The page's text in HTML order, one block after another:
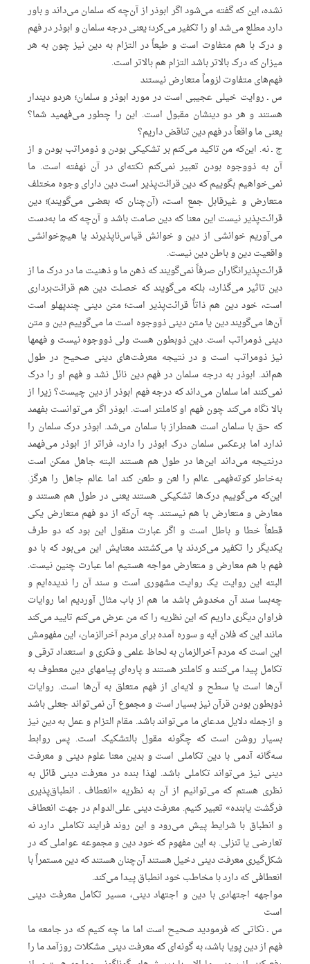
نشده، این‌ که گفته می‌شود اگر ابوذر از آن‌چه که سلمان می‌داند و باور
دارد مطلع می‌شد او را تکفیر می‌کرد؛ یعنی درجه سلمان و ابوذر در فهم
و درک با هم متفاوت است و طبعاً در التزام به دین نیز چون به هر
میزان که درک بالاتر باشد التزام هم بالاتر است.
فهم‌های متفاوت لزوماً متعارض نیستند
س ـ روایت خیلی عجیبی است در مورد ابوذر و سلمان؛ هردو دیندار
هستند و هر دو دینشان مقبول است. این را چطور می‌فهمید شما؟
یعنی ما واقعاً در فهم دین تناقض داریم؟
ج ـ نه. این‌که من تاکید می‌کنم بر تشکیکی بودن و ذومراتب بودن و از
آن به ذووجوه بودن تعبیر نمی‌کنم نکته‌ای در آن نهفته است. ما
نمی‌خواهیم بگوییم که دین قرائت‌پذیر است دین دارای وجوه مختلف
متعارض و غیرقابل جمع است، (آن‌چنان که بعضی می‌گویند)؛ دین
قرائت‌پذیر نیست این معنا که دین صامت باشد و آن‌چه که ما به‌دست
می‌آوریم خوانشی از دین و خوانش قیاس‌ناپذیرند یا هیچ‌خوانشی
واقعیت دین و باطن دین نیست.
قرائت‌پذیرانگاران صرفاً نمی‌گویند که ذهن ما و ذهنیت ما در درک ما از
دین تاثیر می‌گذارد، بلکه می‌گویند که خصلت دین هم قرائت‌برداری
است، خود دین هم ذاتاً قرائت‌پذیر است؛ متن دینی چندپهلو است
آن‌ها می‌گویند دین یا متن دینی ذووجوه است ما می‌گوییم دین و متن
دینی ذومراتب است. دین ذوبطون هست ولی ذووجوه نیست و فهمها
نیز ذومراتب است و در نتیجه معرفت‌های دینی صحیح در طول
هم‌اند. ابوذر به درجه سلمان در فهم دین نائل نشد و فهم او را درک
نمی‌کنند اما سلمان می‌داند که درجه فهم ابوذر از دین چیست؟ زیرا از
بالا نگاه می‌کند چون فهم او کاملتر است. ابوذر اگر می‌توانست بفهمد
که حق با سلمان است همطراز با سلمان می‌شد. ابوذر درک سلمان را
ندارد اما برعکس سلمان درک ابوذر را دارد، فراتر از ابوذر می‌فهمد
درنتیجه می‌داند این‌ها در طول هم هستند البته جاهل ممکن است
به‌خاطر کوته‌فهمی عالم را لعن و طعن کند اما عالم جاهل را هرگز.
این‌که می‌گوییم درک‌ها تشکیکی هستند یعنی در طول هم هستند و
معارض و متعارض با هم نیستند. چه آن‌که از دو فهم متعارض یکی
قطعاً خطا و باطل است و اگر عبارت منقول این بود که دو طرف
یکدیگر را تکفیر می‌کردند یا می‌کشتند معنایش این می‌بود که با دو
فهم با هم معارض و متعارض مواجه هستیم اما عبارت چنین نیست.
البته این روایت یک روایت مشهوری است و سند آن را ندیده‌ایم و
چه‌بسا سند آن مخدوش باشد ما هم از باب مثال آوردیم اما روایات
فراوان دیگری داریم که این نظریه را که من عرض می‌کنم تایید می‌کند
مانند این که فلان آیه و سوره آمده برای مردم آخرالزمان، این مفهومش
این است که مردم آخرالزمان به لحاظ علمی و فکری و استعداد ترقی و
تکامل پیدا می‌کنند و کاملتر هستند و پاره‌ای پیامهای دین معطوف به
آن‌ها است یا سطح و لایه‌‌ای از فهم متعلق به آن‌‌ها است. روایات
ذوبطون بودن قرآن نیز بسیار است و مجموع آن نمی‌تواند جعلی باشد
و ازجمله دلایل مدعای ما می‌تواند باشد. مقام التزام و عمل به دین نیز
بسیار روشن است که چگونه مقول بالتشکیک است. پس روابط
سه‌گانه آدمی با دین تکاملی است و بدین‌ معنا علوم دینی و معرفت
دینی نیز می‌تواند تکاملی باشد. لهذا بنده در معرفت دینی قائل به
نظری هستم که می‌توانیم از آن به نظریه «انعطاف ـ انطباق‌پذیری
فرگشت یابنده» تعبیر کنیم. معرفت دینی علی‌الدوام در جهت انعطاف
و انطباق با شرایط پیش می‌رود و این روند فرایند تکاملی دارد نه
تعارضی یا تنزلی. به این مفهوم که خود دین و مجموعه عواملی که در
شکل‌گیری معرفت دینی دخیل هستند آن‌چنان هستند که دین مستمراً با
انعطافی که دارد با مخاطب خود انطباق پیدا می‌کند.
مواجهه اجتهادی با دین و اجتهاد دینی، مسیر تکامل معرفت دینی
است
س ـ نکاتی که فرمودید صحیح است اما ما چه کنیم که در جامعه ما
فهم از دین پویا باشد، به ‌گونه‌ای که معرفت دینی مشکلات روز‌آمد ما را